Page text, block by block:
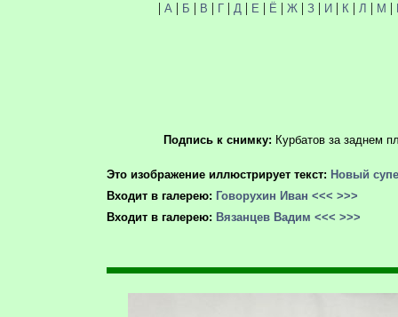
| А | Б | В | Г| Д | Е | Ё | Ж| З| И| К | Л | М |
Подпись к снимку: Курбатов за заднем
Это изображение иллюстрирует текст: Новый
Входит в галерею: Говорухин Иван <<< >>>
Входит в галерею: Вязанцев Вадим <<< >>>